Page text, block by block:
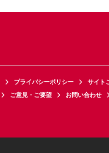
プライバシーポリシー サイト
ご意見・ご要望 お問い合わせ